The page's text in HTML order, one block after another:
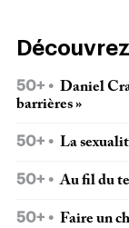
Découvrez
50+
Daniel
barrières »
50+ La
50+ Au fil du
50+
Faire un